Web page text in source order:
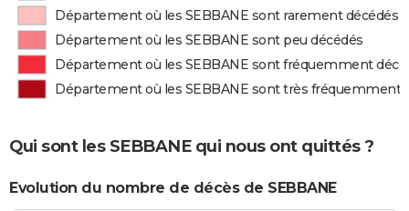
Département où les SEBBANE sont rarement décédés
Département où les SEBBANE sont peu décédés
Département où les SEBBANE sont fréquemment
Département où les SEBBANE sont très fréquemment
Qui sont les SEBBANE qui nous ont quittés ?
Evolution du nombre de décès de SEBBANE